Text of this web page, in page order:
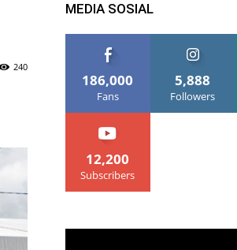
240
MEDIA SOSIAL
186,000
Fans
5,888
Followers
12,200
Subscribers